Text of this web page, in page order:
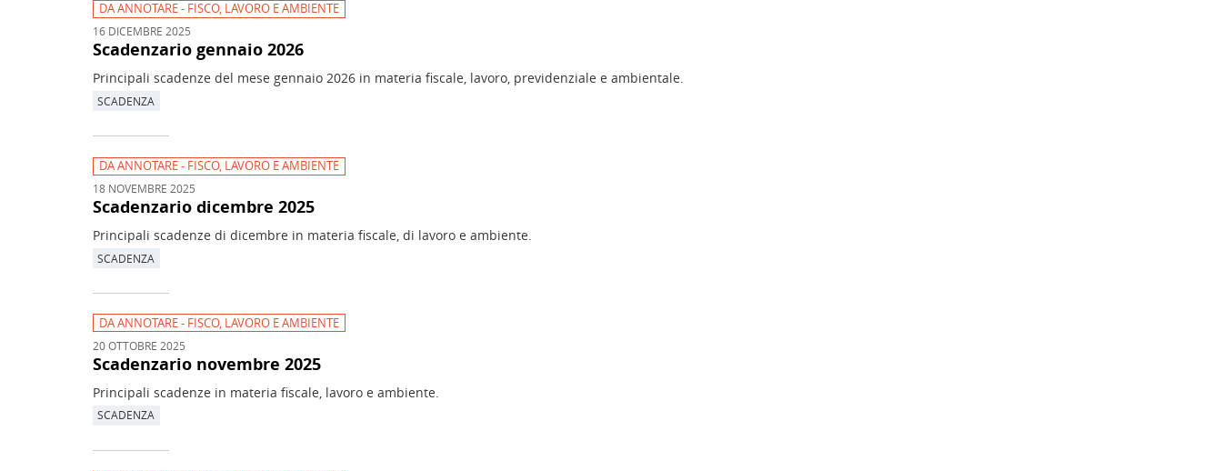
DA ANNOTARE - FISCO, LAVORO E AMBIENTE
16 DICEMBRE 2025
Scadenzario gennaio 2026
Principali scadenze del mese gennaio 2026 in materia fiscale, lavoro, previdenziale e ambientale.
SCADENZA
DA ANNOTARE - FISCO, LAVORO E AMBIENTE
18 NOVEMBRE 2025
Scadenzario dicembre 2025
Principali scadenze di dicembre in materia fiscale, di lavoro e ambiente.
SCADENZA
DA ANNOTARE - FISCO, LAVORO E AMBIENTE
20 OTTOBRE 2025
Scadenzario novembre 2025
Principali scadenze in materia fiscale, lavoro e ambiente.
SCADENZA